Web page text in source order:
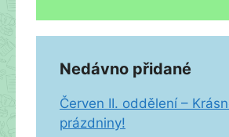
Nedávno přidané
Červen II. oddělení –
prázdniny!